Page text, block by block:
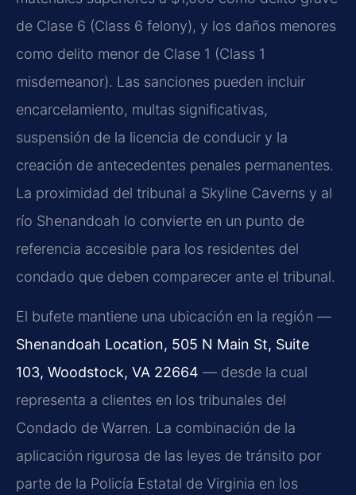
de Clase 6 (Class 6 felony), y los daños menores
como delito menor de Clase 1 (Class 1
misdemeanor). Las sanciones pueden incluir
encarcelamiento, multas significativas,
suspensión de la licencia de conducir y la
creación de antecedentes penales permanentes.
La proximidad del tribunal a Skyline Caverns y al
río Shenandoah lo convierte en un punto de
referencia accesible para los residentes del
condado que deben comparecer ante el tribunal.
El bufete mantiene una ubicación en la región —
Shenandoah Location, 505 N Main St, Suite
103, Woodstock, VA 22664 — desde la cual
representa a clientes en los tribunales del
Condado de Warren. La combinación de la
aplicación rigurosa de las leyes de tránsito por
parte de la Policía Estatal de Virginia en los